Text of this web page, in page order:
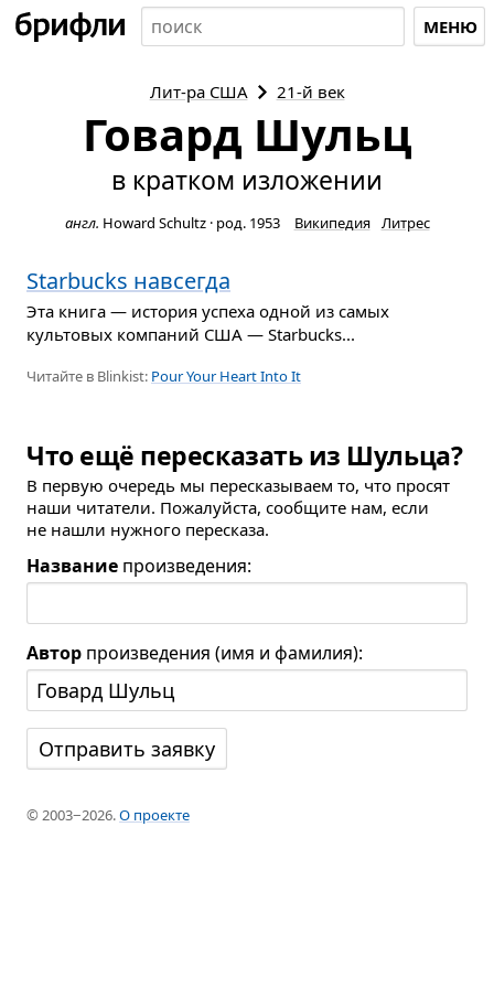
МЕНЮ
Лит-раСША 21-й век
Говард Шульц
в кратком изложении
англ. Howard Schultz· род. 1953 Википедия Литрес
Starbucks навсегда
Эта книга — история успеха одной из самых
культовых компаний США — Starbucks...
Читайте в Blinkist: Pour Your Heart Into It
Что ещё пересказать из Шульца?
В первую очередь мы пересказываем то, что просят
наши читатели. Пожалуйста, сообщите нам, если
не нашли нужного пересказа.
Название произведения:
Автор произведения (имя и фамилия):
© 2003−2026.О проекте